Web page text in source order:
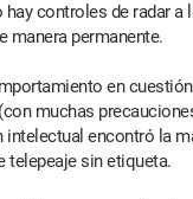
hay controles de radar a
manera permanente.
en
muchas
intelectual encontró la
telepeaje sin etiqueta.